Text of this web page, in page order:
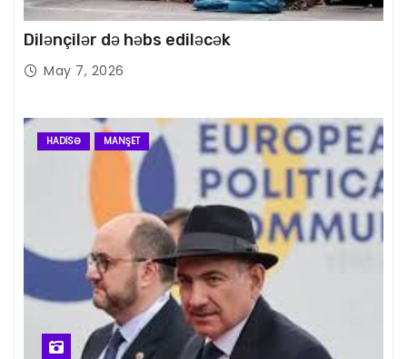
Dilənçilər də həbs ediləcək
May 7, 2026
HADISƏ MANŞET